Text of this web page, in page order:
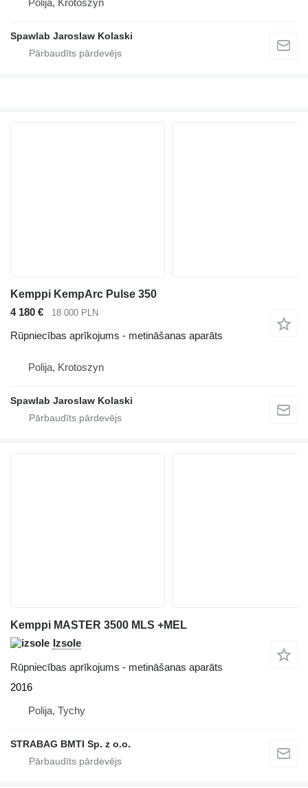
Polija, Krotoszyn
Spawlab Jaroslaw Kolaski
Kemppi KempArc Pulse 350
4 180 €
18 000 PLN
Rūpniecības aprīkojums - metināšanas aparāts
Polija, Krotoszyn
Spawlab Jaroslaw Kolaski
Kemppi MASTER 3500 MLS +MEL
Izsole
Rūpniecības aprīkojums - metināšanas aparāts
2016
Polija, Tychy
STRABAG BMTI Sp. z o.o.